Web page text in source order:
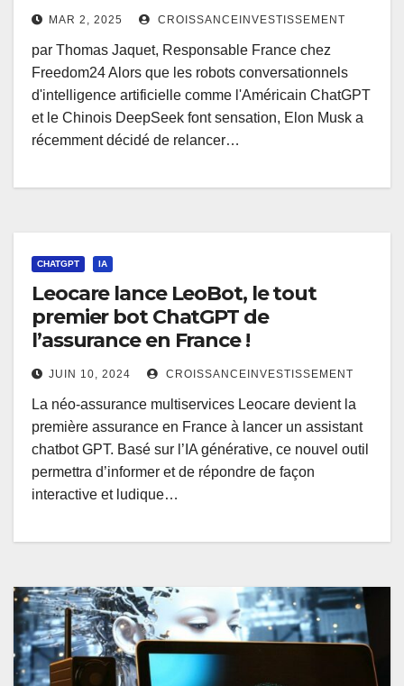
MAR 2, 2025 CROISSANCEINVESTISSEMENT
par Thomas Jaquet, Responsable France chez
Freedom24 Alors que les robots conversationnels
d'intelligence artificielle comme l'Américain ChatGPT
et le Chinois DeepSeek font sensation, Elon Musk a
récemment décidé de relancer…
CHATGPT IA
Leocare lance LeoBot, le tout
premier bot ChatGPT de
l’assurance en France !
JUIN 10, 2024 CROISSANCEINVESTISSEMENT
La néo-assurance multiservices Leocare devient la
première assurance en France à lancer un assistant
chatbot GPT. Basé sur l’IA générative, ce nouvel outil
permettra d’informer et de répondre de façon
interactive et ludique…